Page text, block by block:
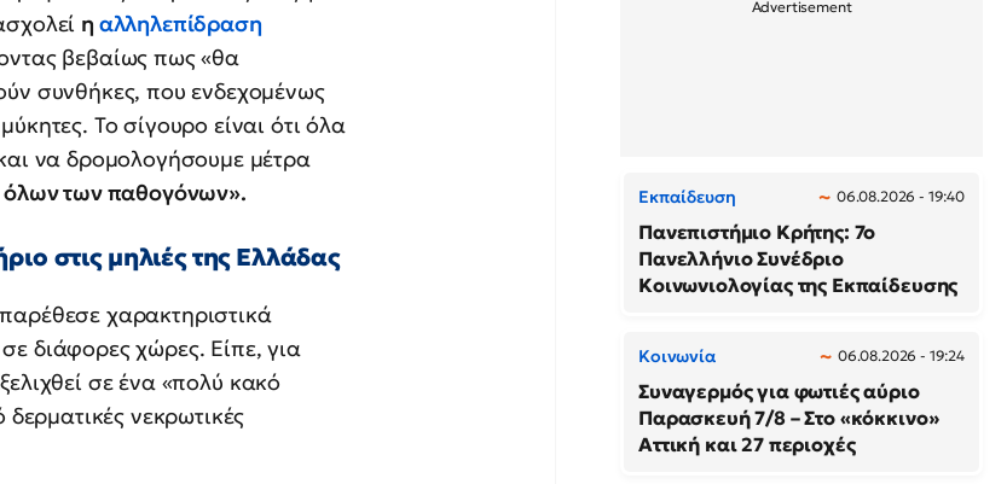
η αλληλεπίδραση
βεβαίως πως «θα
συνθήκες, που ενδεχομένως
Το σίγουρο είναι ότι όλα
να δρομολογήσουμε μέτρα
όλων των παθογόνων».
στις μηλιές της Ελλάδας
χαρακτηριστικά
διάφορες χώρες. Είπε, για
σε ένα «πολύ κακό
νεκρωτικές
Εκπαίδευση 06.08.2026 - 19:40
Πανεπιστήμιο Κρήτης: 7ο
Πανελλήνιο Συνέδριο
Κοινωνιολογίας της Εκπαίδευσης
Κοινωνία 06.08.2026 - 19:24
Συναγερμός για φωτιές αύριο
Παρασκευή 7/8 – Στο «κόκκινο»
Αττική και 27 περιοχές